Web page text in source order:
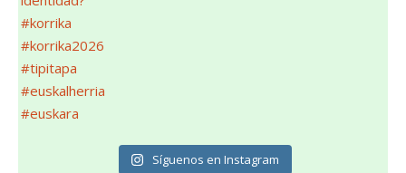
Síguenos en Instagram